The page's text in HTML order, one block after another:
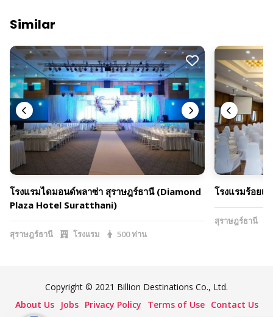
Similar
โรงแรมไดมอนด์พลาซ่า สุราษฎร์ธานี (Diamond
Plaza Hotel Suratthani)
สุราษฎร์ธานี โรงแรม 500 ท่าน
โรงแรมร้อยเ
สุราษฎร์ธานี
Copyright © 2021 Billion Destinations Co., Ltd.
About Us
Jobs Privacy Policy Terms of Use Contact Us